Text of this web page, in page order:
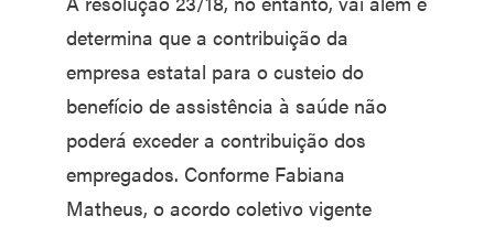
determina que a contribuição da
empresa estatal para o custeio do
benefício de assistência à saúde não
poderá exceder a contribuição dos
empregados. Conforme Fabiana
Matheus, o acordo coletivo vigente